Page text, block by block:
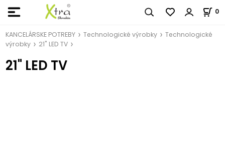
0
KANCELÁRSKE POTREBY Technologické výrobky
Technologické
výrobky
21" LED TV
21" LED TV